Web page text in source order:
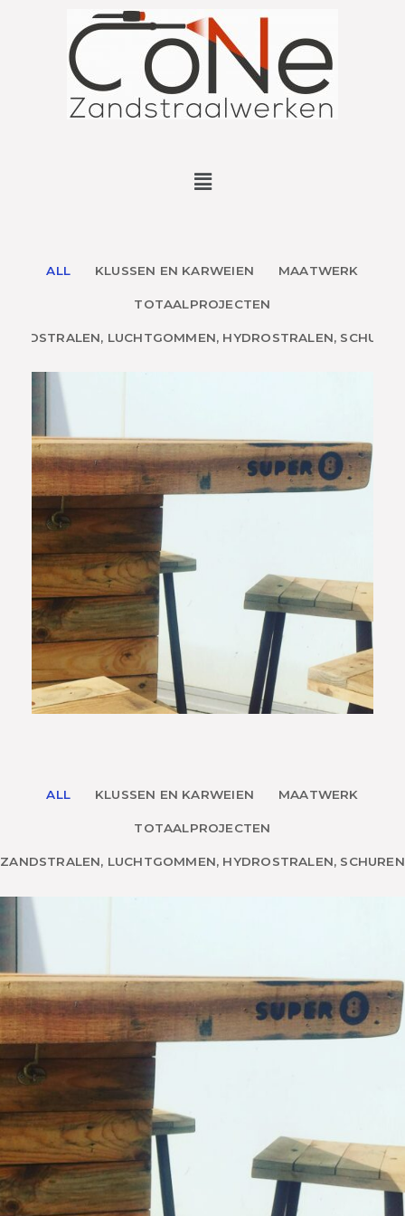
ALL KLUSSEN EN KARWEIEN MAATWERK
TOTAALPROJECTEN
ZANDSTRALEN, LUCHTGOMMEN, HYDROSTRALEN, SCHUREN
ALL KLUSSEN EN KARWEIEN MAATWERK
TOTAALPROJECTEN
ZANDSTRALEN, LUCHTGOMMEN, HYDROSTRALEN, SCHUREN